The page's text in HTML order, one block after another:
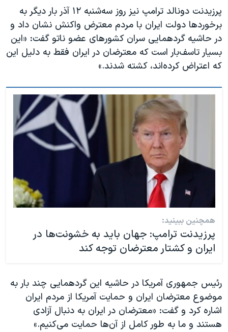
پرزیدنت دونالد ترامپ نیز روز سه‌شنبه ۱۲ آذر بار دیگر به
برخوردها دولت ایران با مردم معترض واکنش نشان داد و
در حاشیه گردهمایی سران کشورهای عضو ناتو گفت: «این
بسیار تاسف‌بار است که معترضان در ایران فقط به دلیل این
که اعتراض کرده‌اند، کشته شدند.»
همچنین ببینید:
پرزیدنت ترامپ: جهان باید به خشونت‌ها در
ایران و کشتار معترضان توجه کند
رئیس جمهوری آمریکا در حاشیه این گردهمایی چند بار به
موضوع معترضان ایران و حمایت آمریکا از مردم ایران
اشاره کرد و گفت: «معترضان در ایران به دنبال آزادی
هستند و ما به طور کامل از آن‌ها حمایت می‌کنیم.»